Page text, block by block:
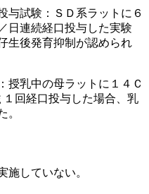
試験：ＳＤ系ラットに６
日連続経口投与した実験
生後発育抑制が認められ
乳中の母ラットに１４Ｃ
回経口投与した場合、乳
。
施していない。